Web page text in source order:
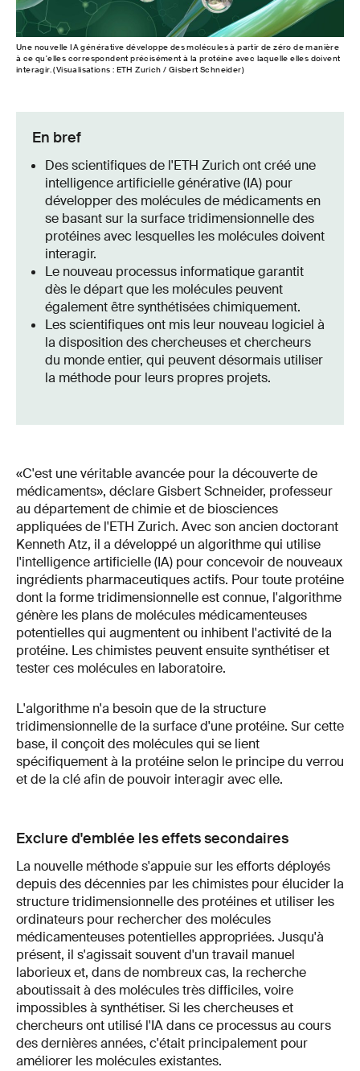
Une nouvelle IA générative développe des molécules à partir de zéro de manière
à ce qu'elles correspondent précisément à la protéine avec laquelle elles doivent
interagir. (Visualisations : ETH Zurich / Gisbert Schneider)
En bref
Des scientifiques de l'ETH Zurich ont créé une
intelligence artificielle générative (IA) pour
développer des molécules de médicaments en
se basant sur la surface tridimensionnelle des
protéines avec lesquelles les molécules doivent
interagir.
Le nouveau processus informatique garantit
dès le départ que les molécules peuvent
également être synthétisées chimiquement.
Les scientifiques ont mis leur nouveau logiciel à
la disposition des chercheuses et chercheurs
du monde entier, qui peuvent désormais utiliser
la méthode pour leurs propres projets.
«C'est une véritable avancée pour la découverte de
médicaments», déclare Gisbert Schneider, professeur
au département de chimie et de biosciences
appliquées de l'ETH Zurich. Avec son ancien doctorant
Kenneth Atz, il a développé un algorithme qui utilise
l'intelligence artificielle (IA) pour concevoir de nouveaux
ingrédients pharmaceutiques actifs. Pour toute protéine
dont la forme tridimensionnelle est connue, l'algorithme
génère les plans de molécules médicamenteuses
potentielles qui augmentent ou inhibent l'activité de la
protéine. Les chimistes peuvent ensuite synthétiser et
tester ces molécules en laboratoire.
L'algorithme n'a besoin que de la structure
tridimensionnelle de la surface d'une protéine. Sur cette
base, il conçoit des molécules qui se lient
spécifiquement à la protéine selon le principe du verrou
et de la clé afin de pouvoir interagir avec elle.
Exclure d'emblée les effets secondaires
La nouvelle méthode s'appuie sur les efforts déployés
depuis des décennies par les chimistes pour élucider la
structure tridimensionnelle des protéines et utiliser les
ordinateurs pour rechercher des molécules
médicamenteuses potentielles appropriées. Jusqu'à
présent, il s'agissait souvent d'un travail manuel
laborieux et, dans de nombreux cas, la recherche
aboutissait à des molécules très difficiles, voire
impossibles à synthétiser. Si les chercheuses et
chercheurs ont utilisé l'IA dans ce processus au cours
des dernières années, c'était principalement pour
améliorer les molécules existantes.